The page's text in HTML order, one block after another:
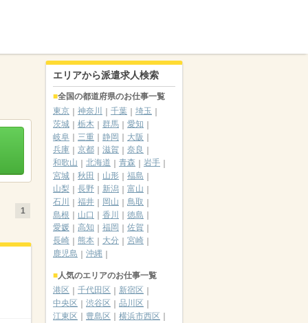
1
エリアから派遣求人検索
全国の都道府県のお仕事一覧
東京
神奈川 千葉
埼玉
茨城
栃木 群馬
愛知
岐阜
三重 静岡
大阪
兵庫
京都 滋賀
奈良
和歌山
北海道 青森
岩手
宮城
秋田 山形
福島
山梨
長野 新潟
富山
石川
福井 岡山
鳥取
島根
山口 香川
徳島
愛媛
高知 福岡
佐賀
長崎
熊本 大分
宮崎
鹿児島
沖縄
人気のエリアのお仕事一覧
港区
千代田区
新宿区
中央区
渋谷区
品川区
江東区
豊島区
横浜市西区